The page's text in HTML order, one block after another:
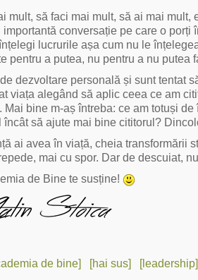
mult, să faci mai mult, să ai mai
conversație pe care o
lucrurile așa cum nu le
pentru a putea, nu pentru a nu putea
dezvoltare personală și sunt tentat
viața alegând să aplic ceea ce am
Mai bine m-aș întreba: ce am totuși
încât să ajute mai bine cititorul?
ai avea în viață, cheia transformării
mai cu spor. Dar de descuiat,
de Bine te susține!
de bine] [hai sus] [leadership]